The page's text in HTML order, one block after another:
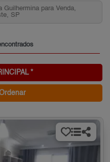
Vila Guilhermina para Venda,
Leste, SP
*